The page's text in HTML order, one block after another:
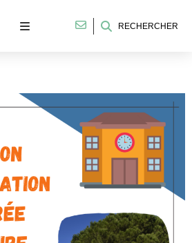
RECHERCHER